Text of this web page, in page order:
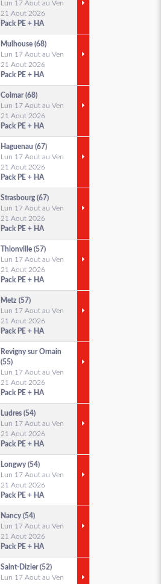
Lun 17 Aout au Ven
21 Aout 2026
Pack PE + HA
Mulhouse (68)
Lun 17 Aout au Ven
21 Aout 2026
Pack PE + HA
Colmar (68)
Lun 17 Aout au Ven
21 Aout 2026
Pack PE + HA
Haguenau (67)
Lun 17 Aout au Ven
21 Aout 2026
Pack PE + HA
Strasbourg (67)
Lun 17 Aout au Ven
21 Aout 2026
Pack PE + HA
Thionville (57)
Lun 17 Aout au Ven
21 Aout 2026
Pack PE + HA
Metz (57)
Lun 17 Aout au Ven
21 Aout 2026
Pack PE + HA
Revigny sur Ornain
(55)
Lun 17 Aout au Ven
21 Aout 2026
Pack PE + HA
Ludres (54)
Lun 17 Aout au Ven
21 Aout 2026
Pack PE + HA
Longwy (54)
Lun 17 Aout au Ven
21 Aout 2026
Pack PE + HA
Nancy (54)
Lun 17 Aout au Ven
21 Aout 2026
Pack PE + HA
Saint-Dizier (52)
Lun 17 Aout au Ven